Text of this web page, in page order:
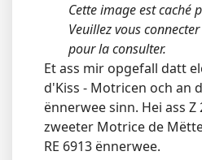
Cette image est caché
Veuillez vous
pour la consulter.
Et ass mir opgefall datt
d'Kiss - Motricen och an
ënnerwee sinn. Hei ass
zweeter Motrice de
RE 6913 ënnerwee.